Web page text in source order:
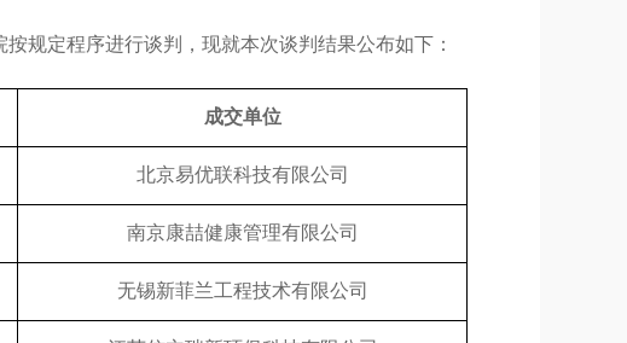
按规定程序进行谈判，现就本次谈判结果公布如下：
成交单位
北京易优联科技有限公司
南京康喆健康管理有限公司
无锡新菲兰工程技术有限公司